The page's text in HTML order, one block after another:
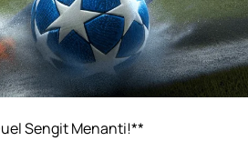
Sengit Menanti!**